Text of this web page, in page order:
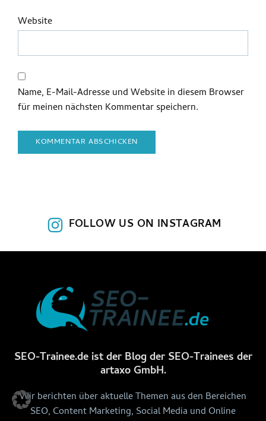
Website
Name, E-Mail-Adresse und Website in diesem Browser
für meinen nächsten Kommentar speichern.
FOLLOW US ON INSTAGRAM
SEO-Trainee.de ist der Blog der SEO-Trainees der
artaxo GmbH.
Wir berichten über aktuelle Themen aus den Bereichen
SEO, Content Marketing, Social Media und Online